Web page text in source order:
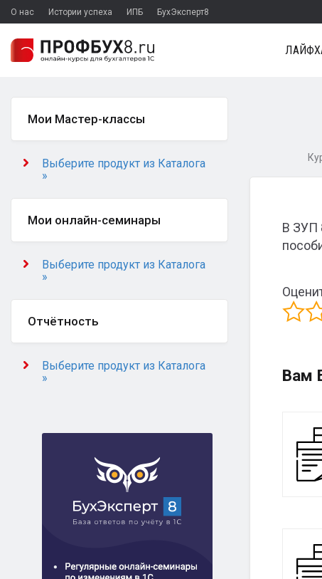
О нас Истории успеха ИПБ БухЭксперт8
В ЗУП
Вам
Мои Мастер-классы
Выберите продукт из Каталога
»
Мои онлайн-семинары
Выберите продукт из Каталога
»
Отчётность
Выберите продукт из Каталога
»